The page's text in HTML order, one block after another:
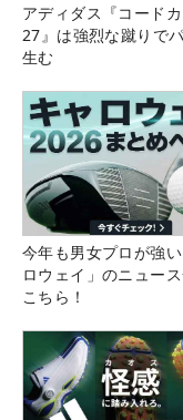
アディダス『コード
27』は強烈な蹴りで
生む
今年も男女プロが強
ロウェイ」のニュー
こちら！